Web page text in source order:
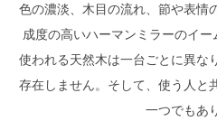
色の濃淡、木目の流れ、節や表情
成度の高いハーマンミラーのイ
使われる天然木は一台ごとに異な
存在しません。そして、使う人と
一つでもあ